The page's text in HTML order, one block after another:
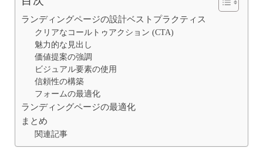
ランディングページの設計ベストプラクティス
クリアなコールトゥアクション (CTA)
魅力的な見出し
価値提案の強調
ビジュアル要素の使用
信頼性の構築
フォームの最適化
ランディングページの最適化
まとめ
関連記事